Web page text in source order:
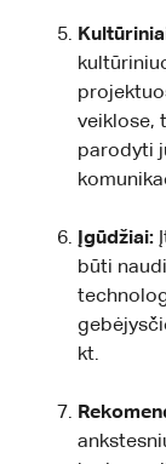
veiklose,
parodyti
Įgūdžiai:
būti
kt.